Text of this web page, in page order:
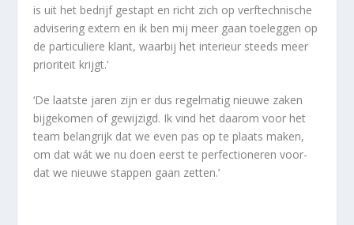
is uit het bedrijf gestapt en richt zich op verftechnische
advisering extern en ik ben mij meer gaan toeleggen op
de particuliere klant, waarbij het interieur steeds meer
prioriteit krijgt.’
‘De laatste jaren zijn er dus regelmatig nieuwe zaken
bijgekomen of gewijzigd. Ik vind het daarom voor het
team belangrijk dat we even pas op te plaats maken,
om dat wát we nu doen eerst te perfectioneren voor-
dat we nieuwe stappen gaan zetten.’